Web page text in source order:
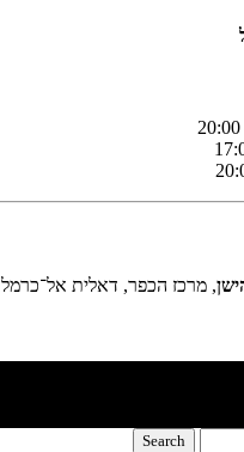
, מרכז הכפר, דאלית אל־כרמל
Search